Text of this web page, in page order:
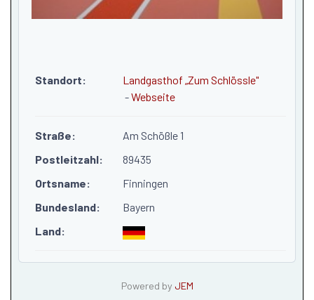
Standort:
Landgasthof „Zum Schlössle"
-Webseite
Straße:
Am Schößle 1
Postleitzahl:
89435
Ortsname:
Finningen
Bundesland:
Bayern
Land:
Powered by JEM